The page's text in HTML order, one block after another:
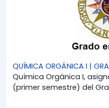
QUÍMICA ORGÁNICA I |
Química Orgánica I,
(primer semestre) del